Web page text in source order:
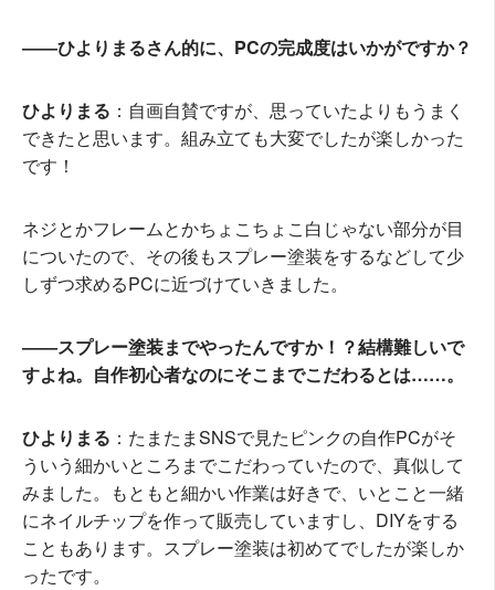
――ひよりまるさん的に、PCの完成度はいかがですか？
ひよりまる ：自画自賛ですが、思っていたよりもうまく
できたと思います。組み立ても大変でしたが楽しかった
です！
ネジとかフレームとかちょこちょこ白じゃない部分が目
についたので、その後もスプレー塗装をするなどして少
しずつ求めるPCに近づけていきました。
――スプレー塗装までやったんですか！？結構難しいで
すよね。自作初心者なのにそこまでこだわるとは……。
ひよりまる ：たまたまSNSで見たピンクの自作PCがそ
ういう細かいところまでこだわっていたので、真似して
みました。もともと細かい作業は好きで、いとこと一緒
にネイルチップを作って販売していますし、DIYをする
こともあります。スプレー塗装は初めてでしたが楽しか
ったです。